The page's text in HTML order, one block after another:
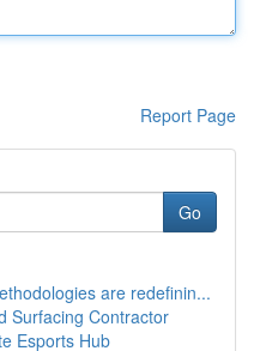
Report Page
Go
are redefinin...
Surfacing Contractor
Esports Hub